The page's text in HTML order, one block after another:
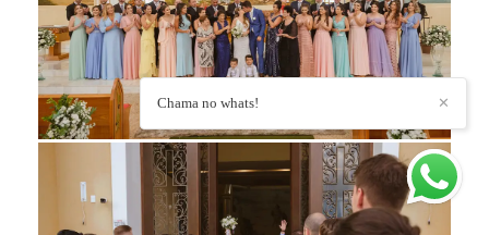
✕
Chama no whats!